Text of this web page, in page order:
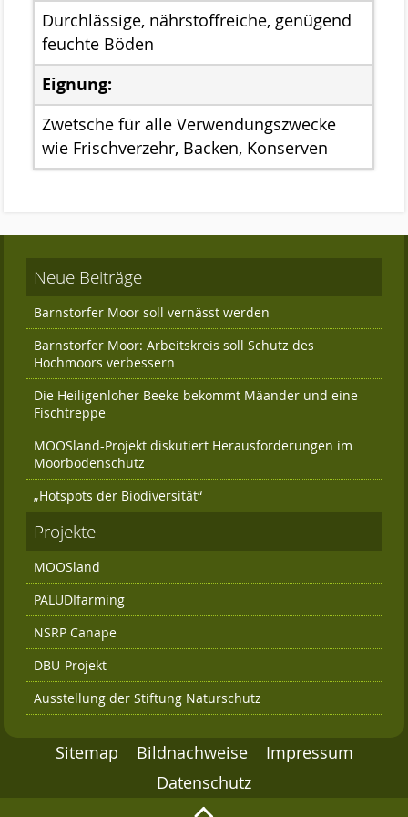
Der Beirat
Finanzierung
Förderverein
Satzung der Stiftung Naturschutz
Durchlässige, nährstoffreiche, genügend
feuchte Böden
Eignung:
Zwetsche für alle Verwendungszwecke
wie Frischverzehr, Backen, Konserven
Neue Beiträge
Barnstorfer Moor soll vernässt werden
Barnstorfer Moor: Arbeitskreis soll Schutz des
Hochmoors verbessern
Die Heiligenloher Beeke bekommt Mäander und eine
Fischtreppe
MOOSland-Projekt diskutiert Herausforderungen im
Moorbodenschutz
„Hotspots der Biodiversität“
Projekte
MOOSland
PALUDIfarming
NSRP Canape
DBU-Projekt
Ausstellung der Stiftung Naturschutz
Sitemap Bildnachweise
Impressum
Datenschutz